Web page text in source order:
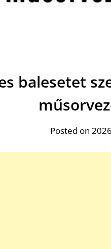
balesetet
Posted on